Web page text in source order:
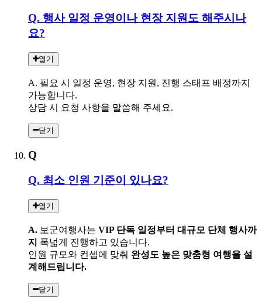
Q. 행사 일정 운영이나 현장 지원도 해주시나
요?
열기
A. 필요 시 일정 운영, 현장 지원, 진행 스태프 배정까지
가능합니다.
상담 시 요청 사항을 말씀해 주세요.
닫기
Q
Q. 최소 인원 기준이 있나요?
열기
A. 보군여행사는 VIP 단독 일정부터 대규모 단체 행사까
지 폭넓게 진행하고 있습니다.
인원 규모와 컨셉에 맞춰 완성도 높은 맞춤형 여행을 설
계해드립니다.
닫기